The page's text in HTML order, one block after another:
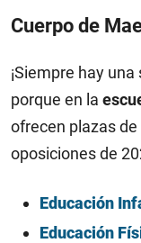
Cuerpo de
¡Siempre hay
porque en la
ofrecen plazas
oposiciones de
Educación
Educación